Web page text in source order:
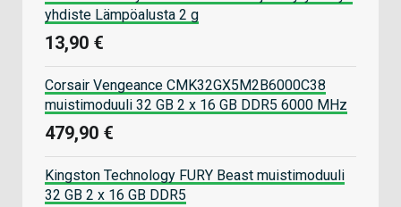
yhdiste Lämpöalusta 2 g
13,90 €
Corsair Vengeance CMK32GX5M2B6000C38
muistimoduuli 32 GB 2 x 16 GB DDR5 6000 MHz
479,90 €
Kingston Technology FURY Beast muistimoduuli
32 GB 2 x 16 GB DDR5